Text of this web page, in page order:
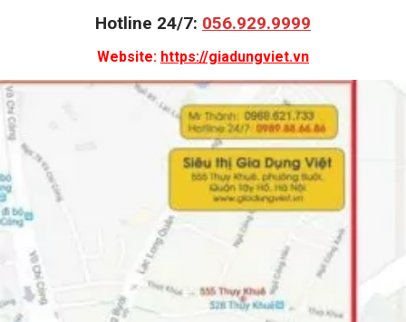
Hotline 24/7: 056.929.9999
Website: https://giadungviet.vn